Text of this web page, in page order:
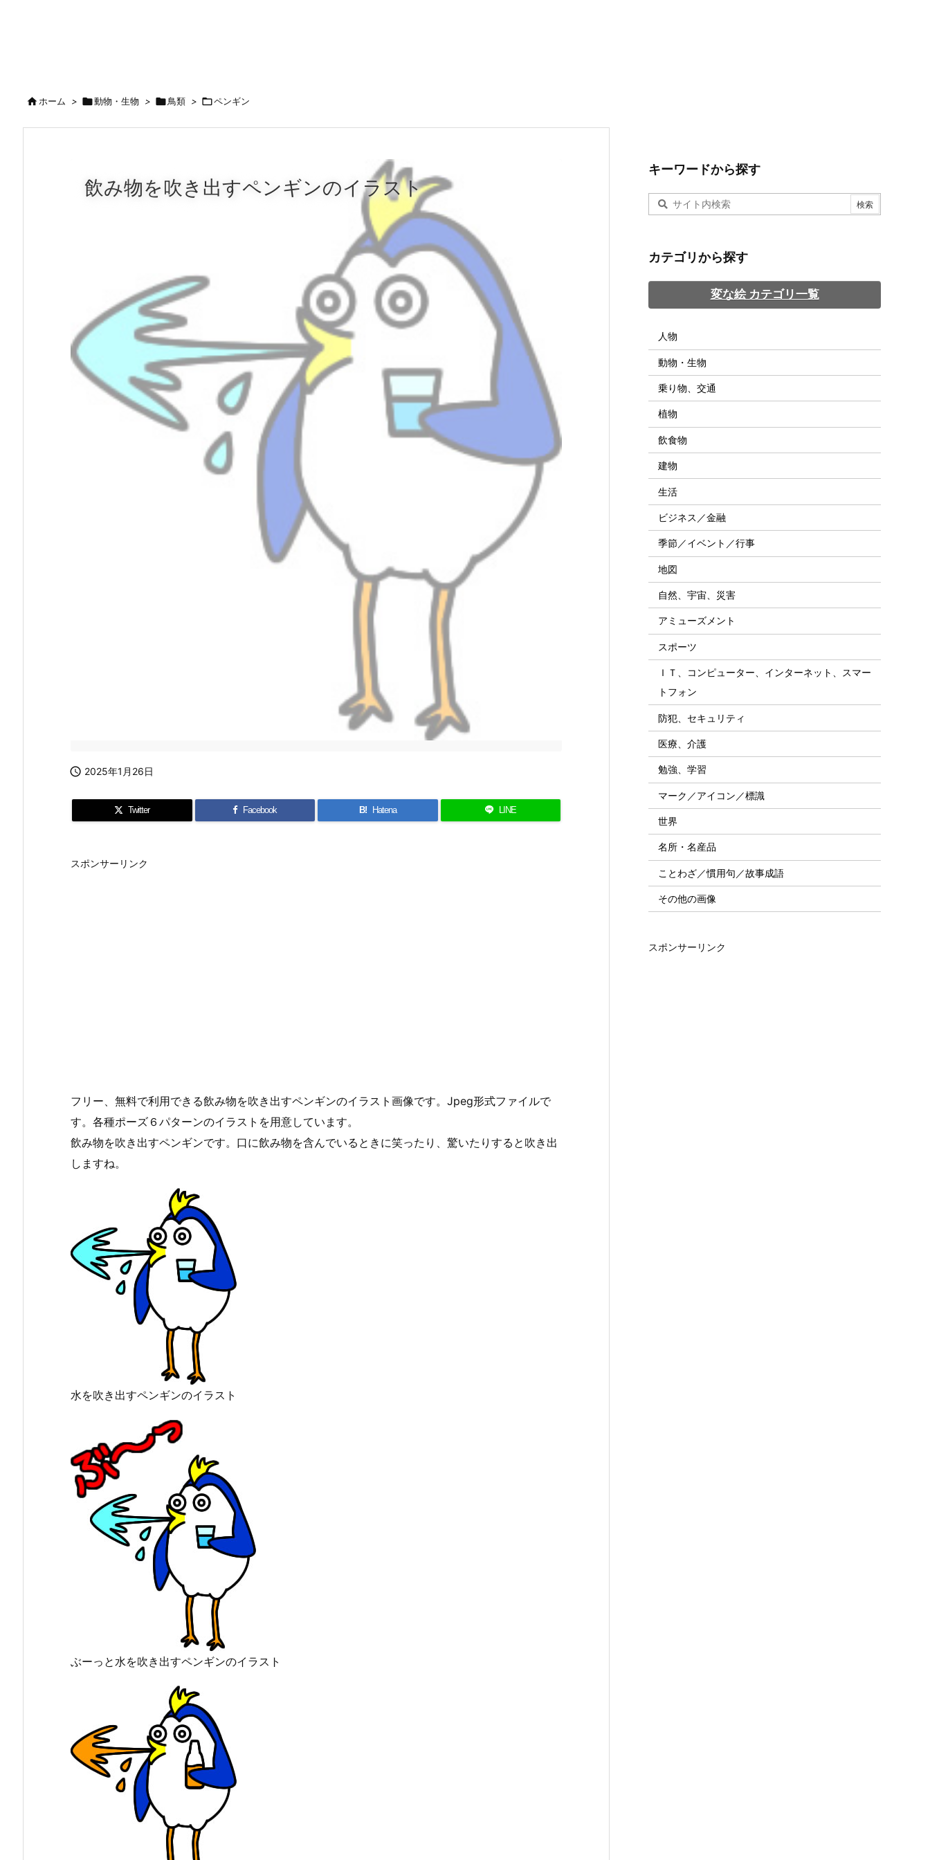
ホーム > 動物・生物 > 鳥類 > ペンギン
飲み物を吹き出すペンギンのイラスト
 2025年1月26日
Twitter Facebook B! Hatena LINE
スポンサーリンク
フリー、無料で利用できる飲み物を吹き出すペンギンのイラスト画像です。Jpeg形式ファイルで
す。各種ポーズ６パターンのイラストを用意しています。
飲み物を吹き出すペンギンです。口に飲み物を含んでいるときに笑ったり、驚いたりすると吹き出
しますね。
水を吹き出すペンギンのイラスト
ぶーっと水を吹き出すペンギンのイラスト
キーワードから探す
カテゴリから探す
変な絵 カテゴリ一覧
人物
動物・生物
乗り物、交通
植物
飲食物
建物
生活
ビジネス／金融
季節／イベント／行事
地図
自然、宇宙、災害
アミューズメント
スポーツ
ＩＴ、コンピューター、インターネット、スマー
トフォン
防犯、セキュリティ
医療、介護
勉強、学習
マーク／アイコン／標識
世界
名所・名産品
ことわざ／慣用句／故事成語
その他の画像
スポンサーリンク